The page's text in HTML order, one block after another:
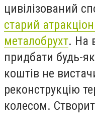
цивілізований
старий
металобрухт. На
придбати будь-
коштів не
реконструкцію
колесом.